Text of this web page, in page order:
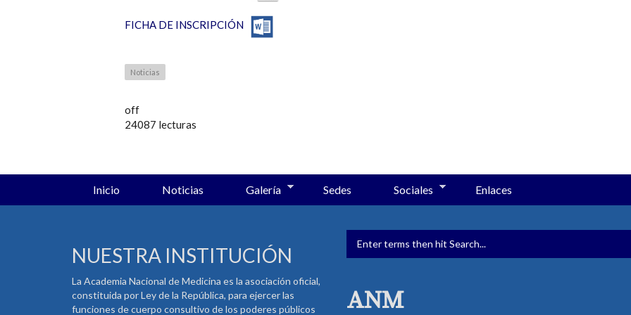
FICHA DE INSCRIPCIÓN
Noticias
off
24087 lecturas
Inicio Noticias Galería Sedes Sociales Enlaces
NUESTRA INSTITUCIÓN
La Academia Nacional de Medicina es la asociación oficial,
constituida por Ley de la República, para ejercer las
funciones de cuerpo consultivo de los poderes públicos
FORMULARIO DE
ANM